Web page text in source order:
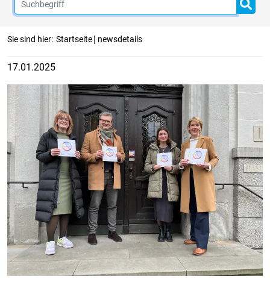
Sie sind hier: Startseite| newsdetails
17.01.2025